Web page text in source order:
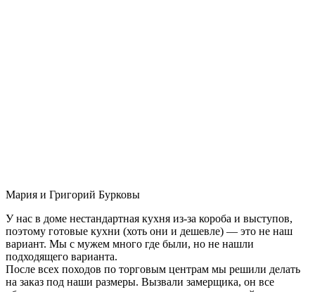
Мария и Григорий Бурковы
У нас в доме нестандартная кухня из-за короба и выступов,
поэтому готовые кухни (хоть они и дешевле) — это не наш
вариант. Мы с мужем много где были, но не нашли
подходящего варианта.
После всех походов по торговым центрам мы решили делать
на заказ под наши размеры. Вызвали замерщика, он все